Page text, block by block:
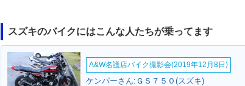
スズキのバイクにはこんな人たちが乗ってます
A&W名護店バイク撮影会(2019年12月8日)
ケンパーさん:ＧＳ７５０(スズキ)